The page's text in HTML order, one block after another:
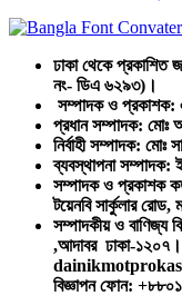
ঢাকা থেকে প্রকাশিত
নং- ডিএ ৬২৯৩)।
সম্পাদক ও প্রকাশক:
প্রধান সম্পাদক: মোঃ
নির্বাহী সম্পাদক: মোঃ
ব্যবস্থাপনা সম্পাদক:
সম্পাদক ও প্রকাশক
টয়েনবি সার্কুলার
সম্পাদকীয় ও বাণিজ্য
,আদাবর ঢাকা-
বিজ্ঞাপন ফোন: